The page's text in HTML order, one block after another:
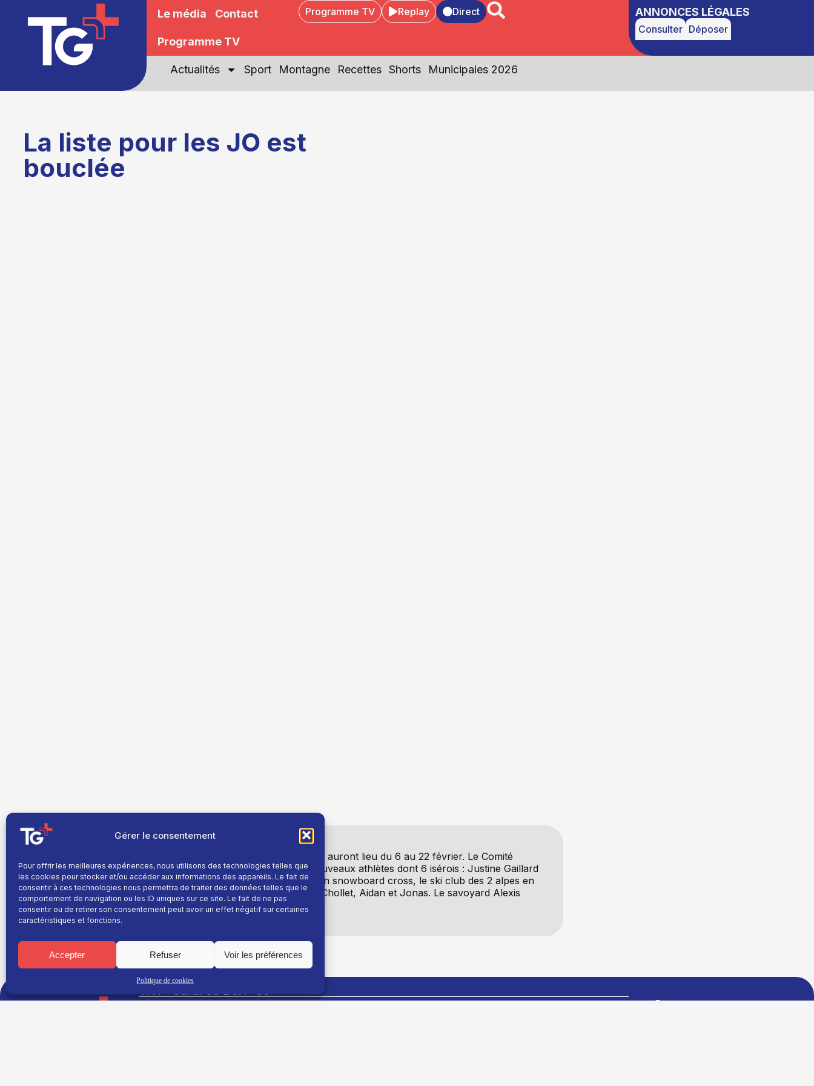
Gérer le consentement
Pour offrir les meilleures expériences, nous utilisons des technologies telles que
les cookies pour stocker et/ou accéder aux informations des appareils. Le fait de
consentir à ces technologies nous permettra de traiter des données telles que le
comportement de navigation ou les ID uniques sur ce site. Le fait de ne pas
consentir ou de retirer son consentement peut avoir un effet négatif sur certaines
caractéristiques et fonctions.
Accepter Refuser Voir les préférences
Politique de cookies
Le média Contact
Programme TV
Programme TV Replay Direct ANNONCES LÉGALES
Consulter Déposer
Actualités Sport Montagne Recettes Shorts Municipales 2026
La liste pour les JO est
bouclée
Troisième et dernière annonce pour les JO de Milan Cortina qui auront lieu du 6 au 22 février. Le Comité
National Olympique et Sportif Français (CNOSF) a validé 35 nouveaux athlètes dont 6 isérois : Justine Gaillard
de Méaudre et le Chartrousin Victor Lovera en ski de fond. Et en snowboard cross, le ski club des 2 alpes en
force avec Léa Casta, Maja-Li Iafrate-Danielsson, et les frères Chollet, Aidan et Jonas. Le savoyard Alexis
Pinturault n’a pas été sélectionné.
TNT : Canal 38 BOX : 30